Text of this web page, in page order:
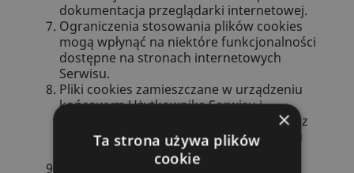
dokumentacja przeglądarki internetowej.
Ograniczenia stosowania plików cookies
mogą wpłynąć na niektóre funkcjonalności
dostępne na stronach internetowych
Serwisu.
Pliki cookies zamieszczane w urządzeniu
końcowym Użytkownika Serwisu i
wykorzystywane mogą być również przez
współpracujących z operatorem Serwisu
reklamodawców oraz partnerów.
Zalecamy przeczytanie polityki ochrony
×
Ta strona używa plików
cookie